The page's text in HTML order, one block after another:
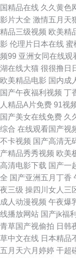
夜影院 狼友8AV在线
国精品在线 久久黄色
影片大全 激情五月天
精品三级视频 欧美精
影 伦理片日本在线 蜜
频99 亚洲女同在线观
湖在线大猫 很很撸日
欧美精品电影 国内成
国产午夜福利视频 丁
人精品A片免费 91视
国产美女在线免费 久
综合 在线观看国产视
不卡视频 国产高清无
产精品秀秀视频 欧美
高清电影下载 国产一
全 国产亚洲五月丁香
夜三级 操四川女人三
成人动漫视频 午夜爆
线播放网站 国产jk福
青草国产视偷拍 日韩
草中文在线 日本精品
五月天六月婷婷 干超